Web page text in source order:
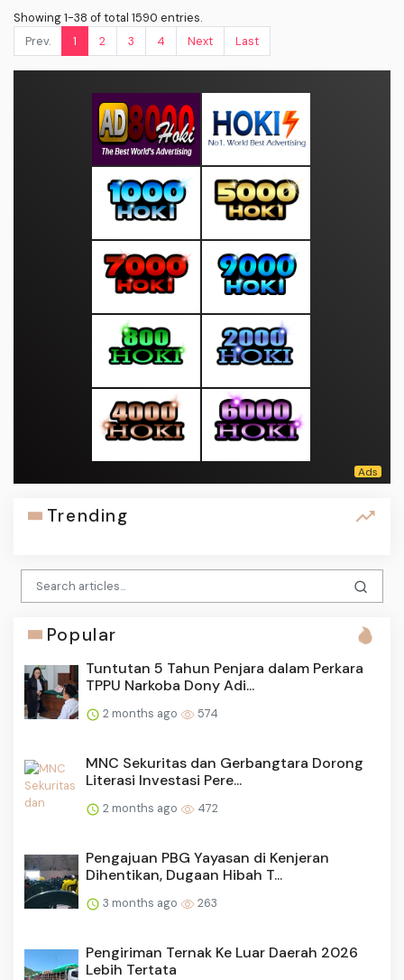
Showing 1-38 of total 1590 entries.
Prev.
1 2 3 4 Next Last
Trending
Popular
Tuntutan 5 Tahun Penjara dalam Perkara
TPPU Narkoba Dony Adi...
2 months ago 574
MNC Sekuritas dan Gerbangtara Dorong
Literasi Investasi Pere...
2 months ago 472
Pengajuan PBG Yayasan di Kenjeran
Dihentikan, Dugaan Hibah T...
3 months ago 263
Pengiriman Ternak Ke Luar Daerah 2026
Lebih Tertata